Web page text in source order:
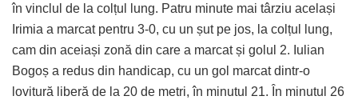
în vinclul de la colțul lung. Patru minute mai târziu același
Irimia a marcat pentru 3-0, cu un șut pe jos, la colțul lung,
cam din aceiași zonă din care a marcat și golul 2. Iulian
Bogoș a redus din handicap, cu un gol marcat dintr-o
lovitură liberă de la 20 de metri, în minutul 21. În minutul 26